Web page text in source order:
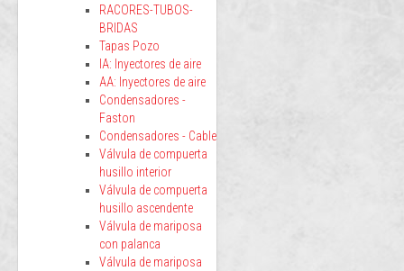
RACORES-TUBOS-
BRIDAS
Tapas Pozo
IA: Inyectores de aire
AA: Inyectores de aire
Condensadores -
Faston
Condensadores - Cable
Válvula de compuerta
husillo interior
Válvula de compuerta
husillo ascendente
Válvula de mariposa
con palanca
Válvula de mariposa